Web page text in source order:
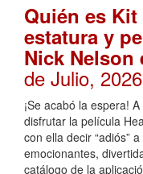
Quién es
estatura y
Nick Nelson
de Julio,
¡Se acabó la espera!
disfrutar la película
con ella decir “adiós”
emocionantes,
catálogo de la